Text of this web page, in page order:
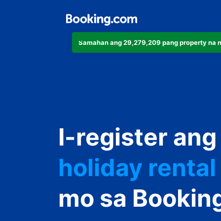
Samahan ang 29,279,209 pang property na
I-register ang
holiday rental
guest house
bed and
mo sa